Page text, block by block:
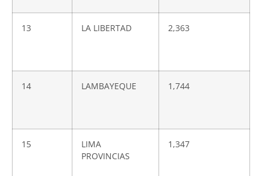
13 LA LIBERTAD 2,363
14 LAMBAYEQUE 1,744
15
LIMA
PROVINCIAS
1,347